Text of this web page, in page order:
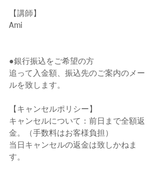
【講師】
Ami
●銀行振込をご希望の方
追って入金額、振込先のご案内のメー
ルを致します。
【キャンセルポリシー】
キャンセルについて：前日まで全額返
金。（手数料はお客様負担）
当日キャンセルの返金は致しかねま
す。